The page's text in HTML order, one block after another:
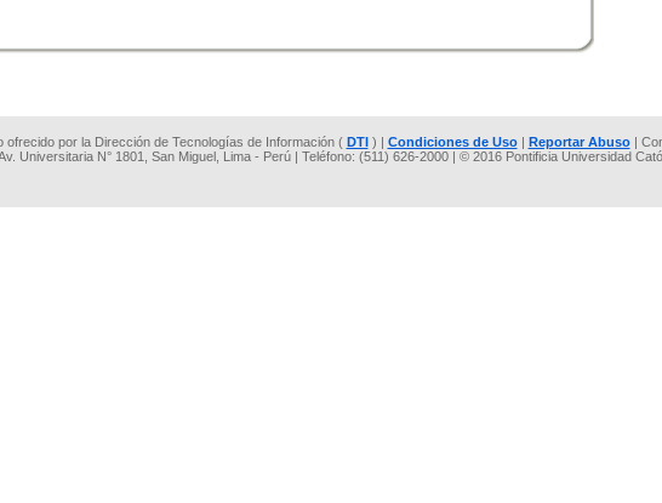
ofrecido por la Dirección de Tecnologías de Información ( DTI) | Condiciones de Uso| Reportar Abuso|
Universitaria N° 1801, San Miguel, Lima - Perú | Teléfono: (511) 626-2000 | © 2016 Pontificia Universidad